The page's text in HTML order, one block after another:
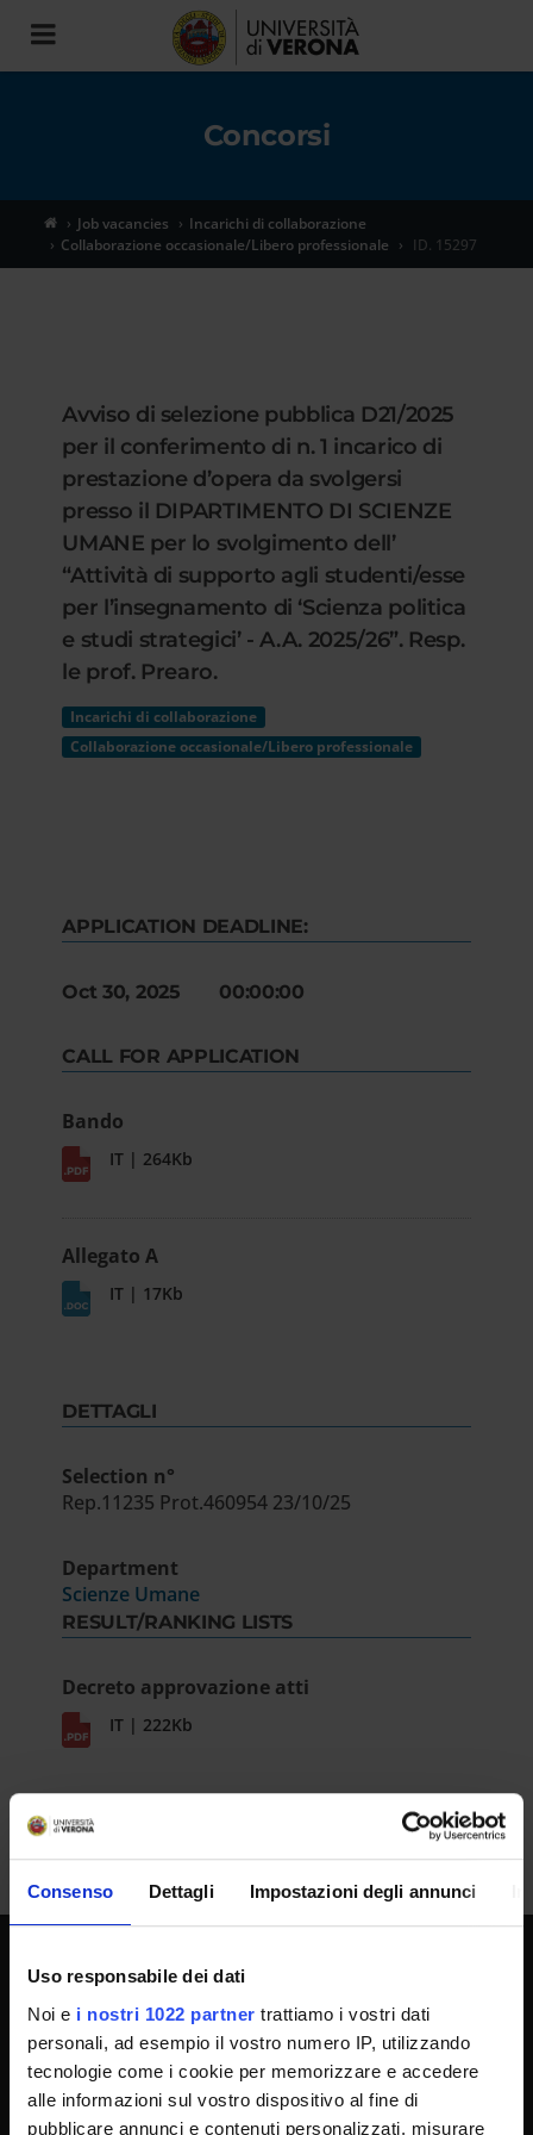
Consenso Dettagli Impostazioni degli annunci
Uso responsabile dei dati
Noi e i nostri 1022 partner trattiamo i vostri dati
personali, ad esempio il vostro numero IP, utilizzando
tecnologie come i cookie per memorizzare e accedere
alle informazioni sul vostro dispositivo al fine di
pubblicare annunci e contenuti personalizzati, misurare
Toggle
navigation
Concorsi
Job vacancies
Incarichi di collaborazione
Collaborazione occasionale/Libero professionale
ID. 15297
Avviso di selezione pubblica D21/2025
per il conferimento di n. 1 incarico di
prestazione d’opera da svolgersi
presso il DIPARTIMENTO DI SCIENZE
UMANE per lo svolgimento dell’
“Attività di supporto agli studenti/esse
per l’insegnamento di ‘Scienza politica
e studi strategici’ - A.A. 2025/26”. Resp.
le prof. Prearo.
Incarichi di collaborazione
Collaborazione occasionale/Libero professionale
APPLICATION DEADLINE:
Oct 30, 2025 00:00:00
CALL FOR APPLICATION
Bando
IT | 264Kb
Allegato A
IT | 17Kb
DETTAGLI
Selection n°
Rep.11235 Prot.460954 23/10/25
Department
Scienze Umane
RESULT/RANKING LISTS
Decreto approvazione atti
IT | 222Kb
UNIVERSITY SERVICES
Transparency
Official University Register